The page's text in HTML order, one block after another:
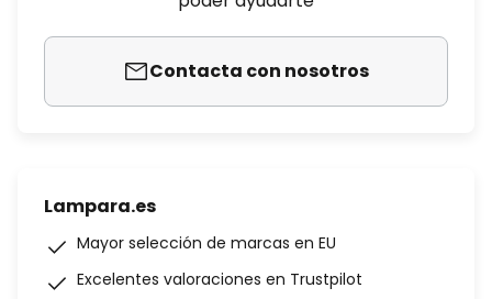
Contacta con nosotros
Lampara.es
Mayor selección de marcas en EU
Excelentes valoraciones en Trustpilot